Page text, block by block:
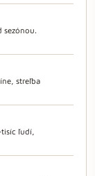
sezónou.
streľba
ľudí,